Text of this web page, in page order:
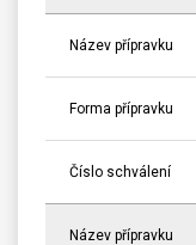
Název přípravku
Forma přípravku
Číslo schválení
Název přípravku